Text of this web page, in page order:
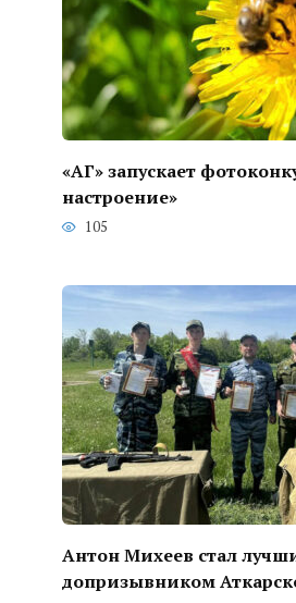
«АГ» запускает
настроение»
105
Антон Михеев стал
допризывником